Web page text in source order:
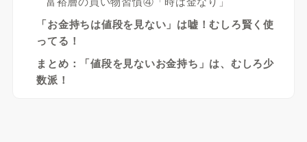
「お金持ちは値段を見ない」は嘘！むしろ賢く使
ってる！
まとめ：「値段を見ないお金持ち」は、むしろ少
数派！